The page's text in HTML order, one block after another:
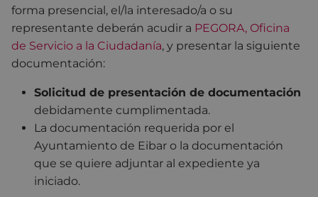
forma presencial, el/la interesado/a o su
representante deberán acudir a PEGORA, Oficina
de Servicio a la Ciudadanía, y presentar la siguiente
documentación:
Solicitud de presentación de documentación
debidamente cumplimentada.
La documentación requerida por el
Ayuntamiento de Eibar o la documentación
que se quiere adjuntar al expediente ya
iniciado.